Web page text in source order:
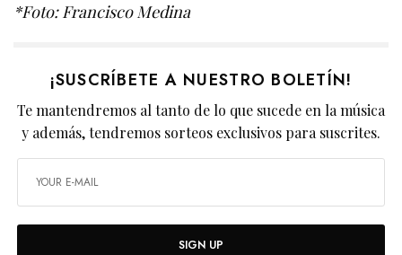
*Foto: Francisco Medina
¡SUSCRÍBETE A NUESTRO BOLETÍN!
Te mantendremos al tanto de lo que sucede en la música
y además, tendremos sorteos exclusivos para suscrites.
SIGN UP